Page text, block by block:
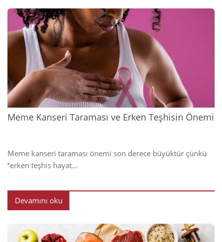
Meme Kanseri Taraması ve Erken Teşhisin Önemi
Meme kanseri taraması önemi son derece büyüktür çünkü
“erken teşhis hayat...
Devamını oku